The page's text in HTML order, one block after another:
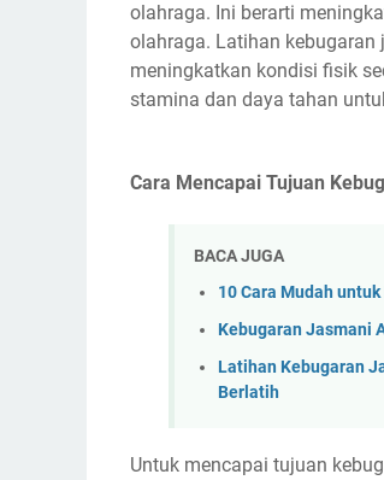
olahraga. Ini berarti
olahraga. Latihan
meningkatkan kondisi fisik
stamina dan daya tahan
Cara Mencapai Tujuan
BACA JUGA
10 Cara Mudah
Kebugaran Jasmani
Latihan Kebugaran
Berlatih
Untuk mencapai tujuan